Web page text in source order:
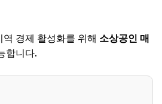
경제 활성화를 위해 소상공인 매
합니다.